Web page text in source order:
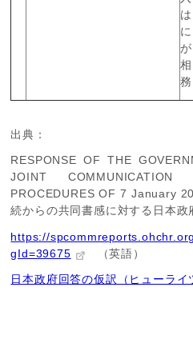
出典：
RESPONSE OF THE
JOINT
PROCEDURES OF 7 January
続からの共同書感に対する日本政
https://
gId=39675
（英語）
日本政府回答の仮訳（ヒューライ